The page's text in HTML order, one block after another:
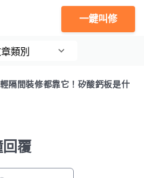
一鍵叫修
類別
隔間裝修都靠它！矽酸鈣板是什
覆